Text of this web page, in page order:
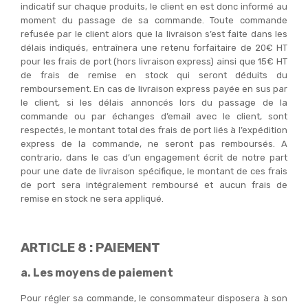
indicatif sur chaque produits, le client en est donc informé au
moment du passage de sa commande. Toute commande
refusée par le client alors que la livraison s’est faite dans les
délais indiqués, entraînera une retenu forfaitaire de 20€ HT
pour les frais de port (hors livraison express) ainsi que 15€ HT
de frais de remise en stock qui seront déduits du
remboursement. En cas de livraison express payée en sus par
le client, si les délais annoncés lors du passage de la
commande ou par échanges d’email avec le client, sont
respectés, le montant total des frais de port liés à l’expédition
express de la commande, ne seront pas remboursés. A
contrario, dans le cas d’un engagement écrit de notre part
pour une date de livraison spécifique, le montant de ces frais
de port sera intégralement remboursé et aucun frais de
remise en stock ne sera appliqué.
ARTICLE 8 : PAIEMENT
a. Les moyens de paiement
Pour régler sa commande, le consommateur disposera à son